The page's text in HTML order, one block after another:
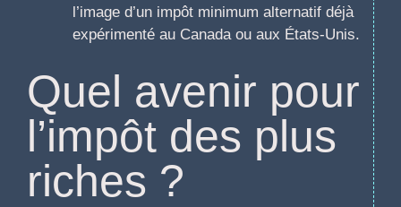
l’image d’un impôt minimum alternatif déjà
expérimenté au Canada ou aux États-Unis.
Quel avenir pour
l’impôt des plus
riches ?